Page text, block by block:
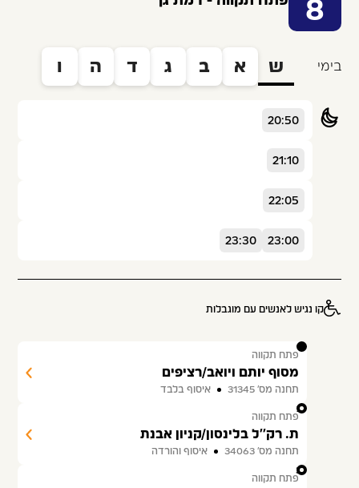
8
בימי ש א ב ג ד ה ו
20:50
21:10
22:05
23:00
23:30
קו נגיש לאנשים עם מוגבלות
1
פתח תקווה
מסוף יותם ויואב/רציפים
תחנה מס׳ 31345 איסוף בלבד
2
פתח תקווה
ת. רק''ל בלינסון/קניון אבנת
תחנה מס׳ 34063 איסוף והורדה
3
פתח תקווה